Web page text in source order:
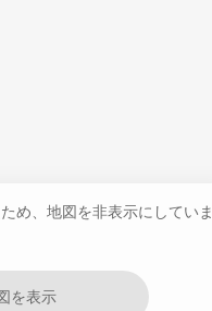
め、地図を非表示にしていま
を表示